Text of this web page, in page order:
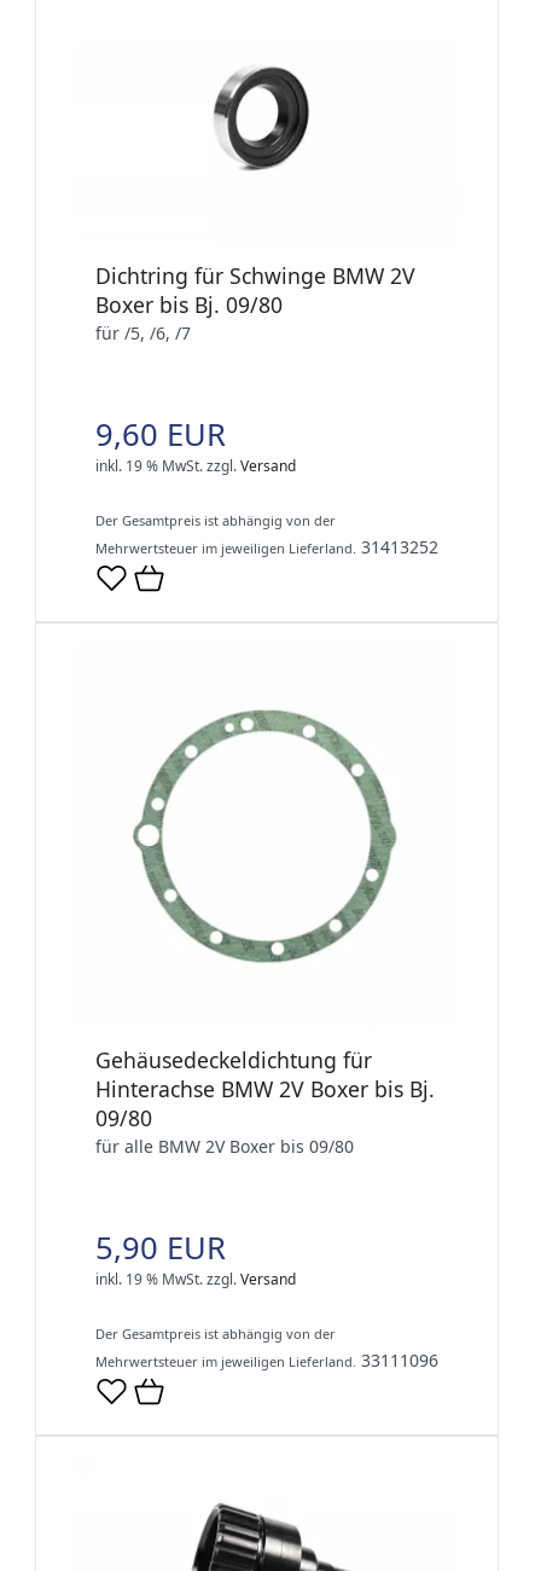
Dichtring für Schwinge BMW 2V
Boxer bis Bj. 09/80
für /5, /6, /7
9,60 EUR
inkl. 19 % MwSt.zzgl.Versand
Der Gesamtpreis ist abhängig von der
Mehrwertsteuer im jeweiligen Lieferland. 31413252
Gehäusedeckeldichtung für
Hinterachse BMW 2V Boxer bis Bj.
09/80
für alle BMW 2V Boxer bis 09/80
5,90 EUR
inkl. 19 % MwSt.zzgl.Versand
Der Gesamtpreis ist abhängig von der
Mehrwertsteuer im jeweiligen Lieferland. 33111096